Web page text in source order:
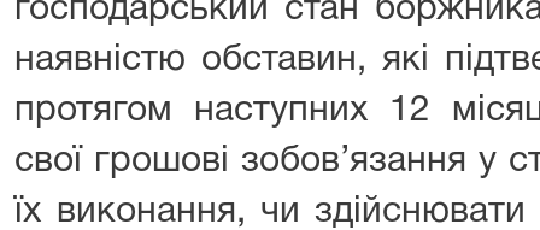
господарський стан
наявністю обставин, які
протягом наступних 12
свої грошові зобов’язання у
їх виконання, чи